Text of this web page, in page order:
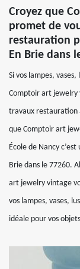
Croyez que
promet de
restauration
En Brie dans
Si vos lampes,
Comptoir art jewelry
travaux restauration
que Comptoir art
École de Nancy
Brie dans le 77260.
art jewelry vintage
vos lampes, vases,
idéale pour vos